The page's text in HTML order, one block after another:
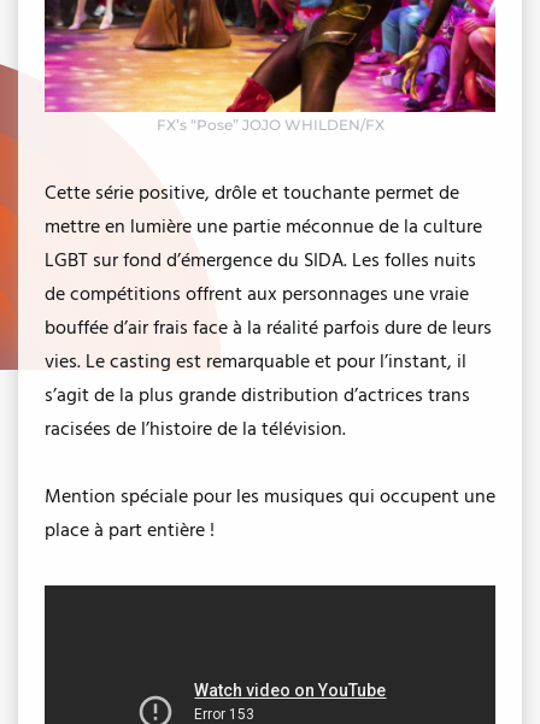
FX’s “Pose” JOJO WHILDEN/FX
Cette série positive, drôle et touchante permet de
mettre en lumière une partie méconnue de la culture
LGBT sur fond d’émergence du SIDA. Les folles nuits
de compétitions offrent aux personnages une vraie
bouffée d’air frais face à la réalité parfois dure de leurs
vies. Le casting est remarquable et pour l’instant, il
s’agit de la plus grande distribution d’actrices trans
racisées de l’histoire de la télévision.
Mention spéciale pour les musiques qui occupent une
place à part entière !